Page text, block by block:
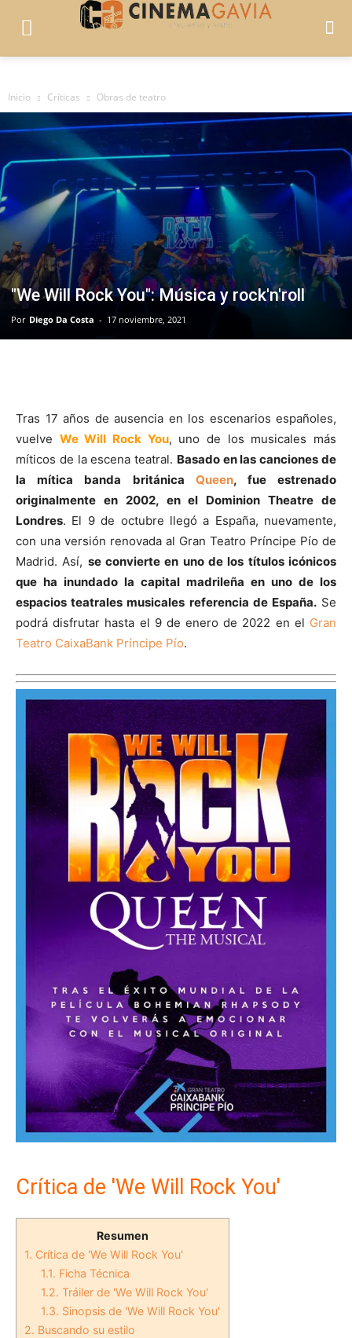
Inicio Críticas Obras de teatro
"We Will Rock You": Música y rock'n'roll
Por Diego Da Costa - 17 noviembre, 2021
Tras 17 años de ausencia en los escenarios españoles,
vuelve We Will Rock You, uno de los musicales más
míticos de la escena teatral. Basado en las canciones de
la mítica banda británica Queen, fue estrenado
originalmente en 2002, en el Dominion Theatre de
Londres. El 9 de octubre llegó a España, nuevamente,
con una versión renovada al Gran Teatro Príncipe Pío de
Madrid. Así, se convierte en uno de los títulos icónicos
que ha inundado la capital madrileña en uno de los
espacios teatrales musicales referencia de España.Se
podrá disfrutar hasta el 9 de enero de 2022 en el Gran
Teatro CaixaBank Príncipe Pío.
Crítica de 'We Will Rock You'
Resumen
1. Crítica de 'We Will Rock You'
1.1. Ficha Técnica
1.2. Tráiler de 'We Will Rock You'
1.3. Sinopsis de 'We Will Rock You'
2. Buscando su estilo